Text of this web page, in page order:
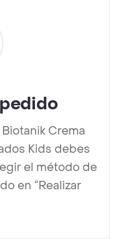
Crema
Kids debes
el método de
en “Realizar